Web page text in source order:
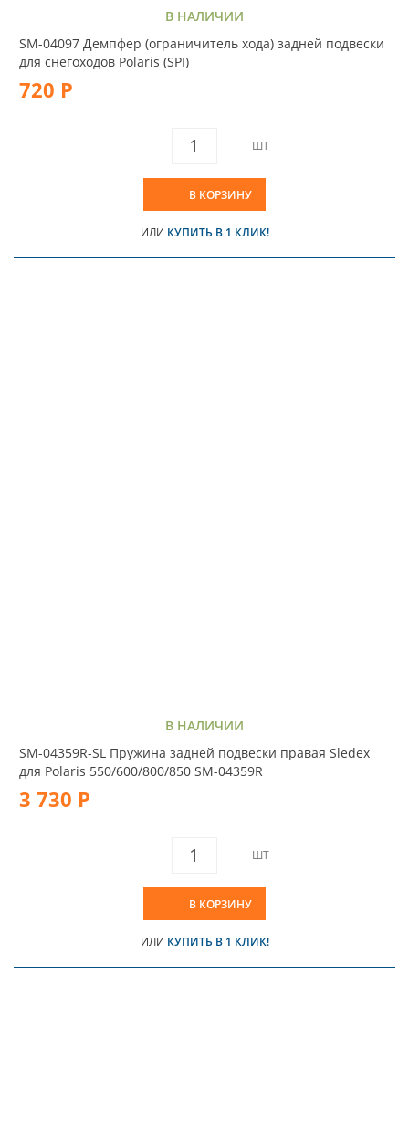
В НАЛИЧИИ
SM-04097 Демпфер (ограничитель хода) задней подвески
для снегоходов Polaris (SPI)
720 Р
ШТ
В КОРЗИНУ
ИЛИ КУПИТЬ В 1 КЛИК!
В НАЛИЧИИ
SM-04359R-SL Пружина задней подвески правая Sledex
для Polaris 550/600/800/850 SM-04359R
3 730 Р
ШТ
В КОРЗИНУ
ИЛИ КУПИТЬ В 1 КЛИК!